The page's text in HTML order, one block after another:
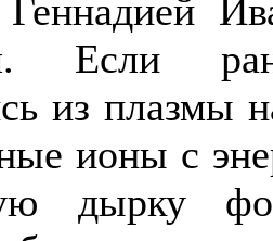
Если
из плазмы
ионы с
дырку